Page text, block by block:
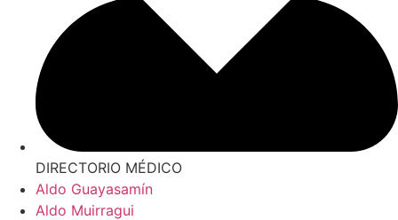
DIRECTORIO MÉDICO
Aldo Guayasamín
Aldo Muirragui